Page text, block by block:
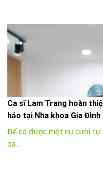
Ca sĩ Lam Trang hoàn
hảo tại Nha khoa Gia Đình
Để có được một nụ cười tự
ca...